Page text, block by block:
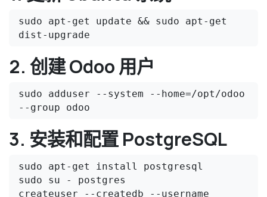
sudo apt-get update && sudo apt-get
dist-upgrade
2. 创建 Odoo 用户
sudo adduser --system --home=/opt/odoo
--group odoo
3. 安装和配置 PostgreSQL
sudo apt-get install postgresql
sudo su - postgres
createuser --createdb --username